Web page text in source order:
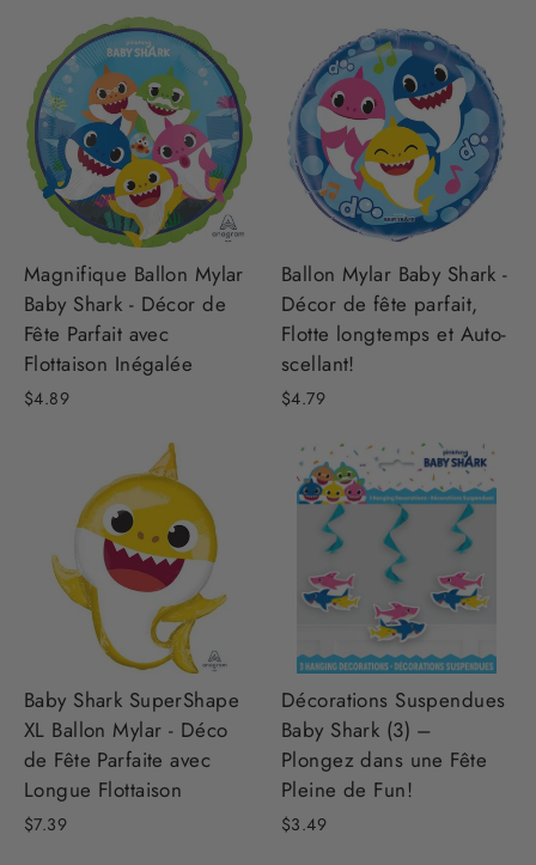
Magnifique Ballon Mylar
Baby Shark - Décor de
Fête Parfait avec
Flottaison Inégalée
$4.89
Ballon Mylar Baby Shark -
Décor de fête parfait,
Flotte longtemps et Auto-
scellant!
$4.79
Baby Shark SuperShape
XL Ballon Mylar - Déco
de Fête Parfaite avec
Longue Flottaison
$7.39
Décorations Suspendues
Baby Shark (3) –
Plongez dans une Fête
Pleine de Fun!
$3.49